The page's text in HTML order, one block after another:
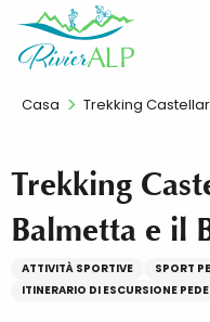
contenu
IT
Casa Trekking
Trekking
Balmetta e il
ATTIVITÀ SPORTIVE
SPORT
ITINERARIO DI ESCURSIONE